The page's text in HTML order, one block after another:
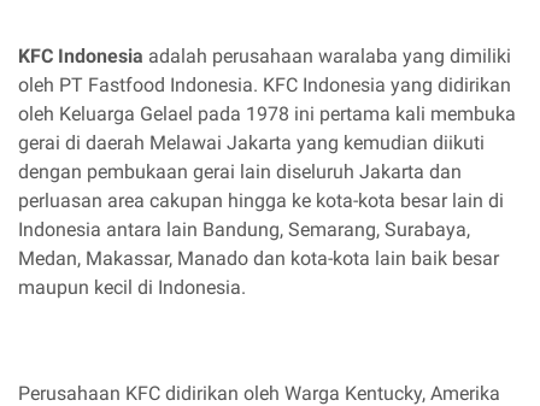
KFC Indonesia adalah perusahaan waralaba yang dimiliki
oleh PT Fastfood Indonesia. KFC Indonesia yang didirikan
oleh Keluarga Gelael pada 1978 ini pertama kali membuka
gerai di daerah Melawai Jakarta yang kemudian diikuti
dengan pembukaan gerai lain diseluruh Jakarta dan
perluasan area cakupan hingga ke kota-kota besar lain di
Indonesia antara lain Bandung, Semarang, Surabaya,
Medan, Makassar, Manado dan kota-kota lain baik besar
maupun kecil di Indonesia.
Perusahaan KFC didirikan oleh Warga Kentucky, Amerika